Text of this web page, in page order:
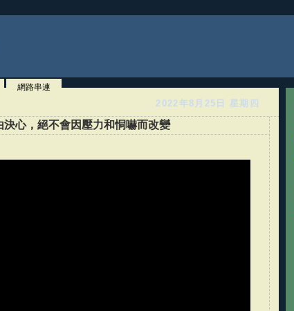
網路串連
2022年8月25日 星期四
心，絕不會因壓力和恫嚇而改變